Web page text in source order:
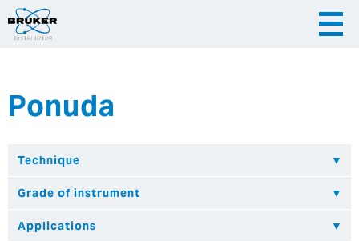
Ponuda